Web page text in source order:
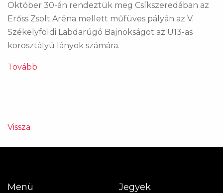
Október 30-án rendeztük meg Csíkszeredában az
Erőss Zsolt Aréna mellett műfüves pályán az V.
Székelyföldi Labdarúgó Bajnokságot az U13-as
korosztályú lányok számára.
Tovább
Vissza
Menü Jegyek